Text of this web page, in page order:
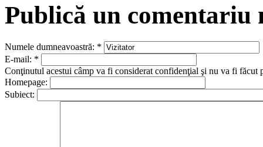
Publică un comentariu
Numele dumneavoastră: *
E-mail: *
Conţinutul acestui câmp va fi considerat confidenţial şi nu va fi făcut
Homepage:
Subiect: